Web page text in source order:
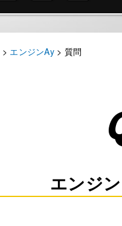
> エンジンAy> 質問
エンジン